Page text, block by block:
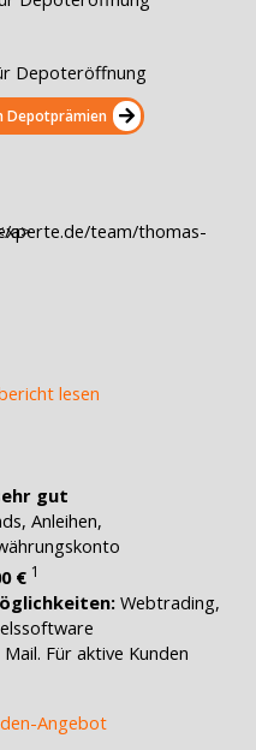
Depoteröffnung
Depotprämien
lesen
gut
Anleihen,
€ 1
Webtrading,
Für aktive Kunden
Angebot